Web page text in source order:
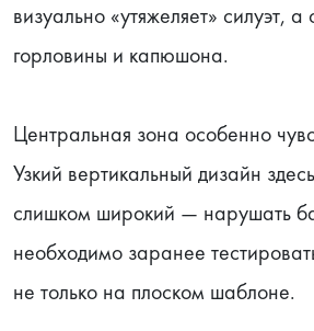
визуально «утяжеляет» силуэт,
горловины и капюшона.
Центральная зона особенно
Узкий вертикальный дизайн
слишком широкий — нарушать
необходимо заранее
не только на плоском шаблоне.